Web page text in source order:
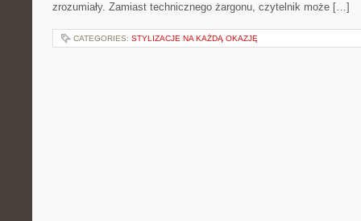
zrozumiały. Zamiast technicznego żargonu, czytelnik może […]
CATEGORIES: STYLIZACJE NA KAŻDĄ OKAZJĘ